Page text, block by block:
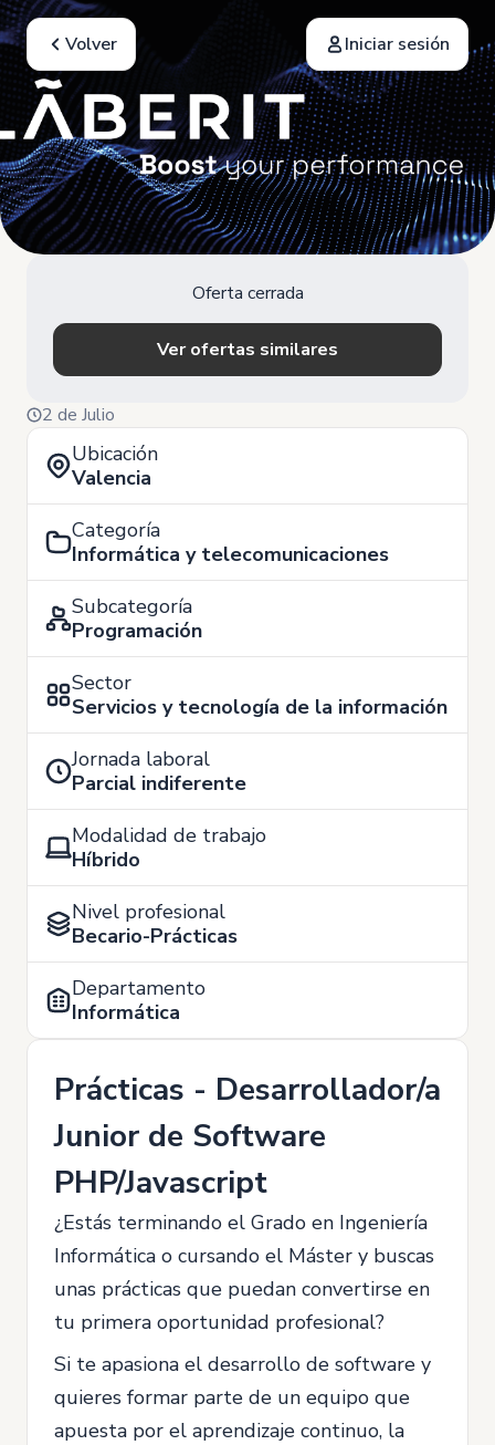
Volver Iniciar sesión
Oferta cerrada
Ver ofertas similares
2 de Julio
Ubicación
Valencia
Categoría
Informática y telecomunicaciones
Subcategoría
Programación
Sector
Servicios y tecnología de la información
Jornada laboral
Parcial indiferente
Modalidad de trabajo
Híbrido
Nivel profesional
Becario-Prácticas
Departamento
Informática
Prácticas - Desarrollador/a
Junior de Software
PHP/Javascript
¿Estás terminando el Grado en Ingeniería
Informática o cursando el Máster y buscas
unas prácticas que puedan convertirse en
tu primera oportunidad profesional?
Si te apasiona el desarrollo de software y
quieres formar parte de un equipo que
apuesta por el aprendizaje continuo, la